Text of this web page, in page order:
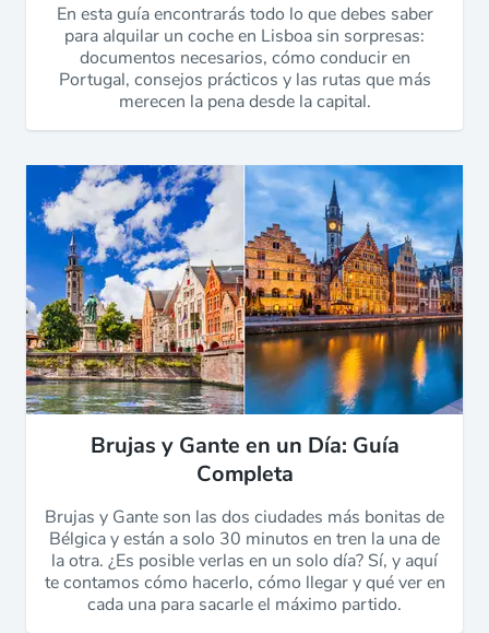
En esta guía encontrarás todo lo que debes saber
para alquilar un coche en Lisboa sin sorpresas:
documentos necesarios, cómo conducir en
Portugal, consejos prácticos y las rutas que más
merecen la pena desde la capital.
Brujas y Gante en un Día: Guía
Completa
Brujas y Gante son las dos ciudades más bonitas de
Bélgica y están a solo 30 minutos en tren la una de
la otra. ¿Es posible verlas en un solo día? Sí, y aquí
te contamos cómo hacerlo, cómo llegar y qué ver en
cada una para sacarle el máximo partido.